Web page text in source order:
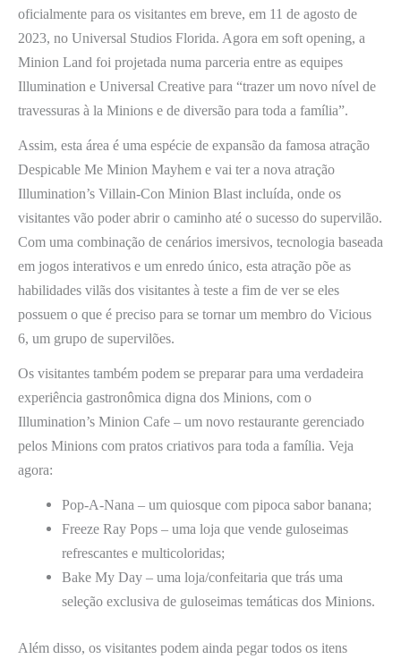
oficialmente para os visitantes em breve, em 11 de agosto de
2023, no Universal Studios Florida. Agora em soft opening, a
Minion Land foi projetada numa parceria entre as equipes
Illumination e Universal Creative para “trazer um novo nível de
travessuras à la Minions e de diversão para toda a família”.
Assim, esta área é uma espécie de expansão da famosa atração
Despicable Me Minion Mayhem e vai ter a nova atração
Illumination’s Villain-Con Minion Blast incluída, onde os
visitantes vão poder abrir o caminho até o sucesso do supervilão.
Com uma combinação de cenários imersivos, tecnologia baseada
em jogos interativos e um enredo único, esta atração põe as
habilidades vilãs dos visitantes à teste a fim de ver se eles
possuem o que é preciso para se tornar um membro do Vicious
6, um grupo de supervilões.
Os visitantes também podem se preparar para uma verdadeira
experiência gastronômica digna dos Minions, com o
Illumination’s Minion Cafe – um novo restaurante gerenciado
pelos Minions com pratos criativos para toda a família. Veja
agora:
Pop-A-Nana – um quiosque com pipoca sabor banana;
Freeze Ray Pops – uma loja que vende guloseimas
refrescantes e multicoloridas;
Bake My Day – uma loja/confeitaria que trás uma
seleção exclusiva de guloseimas temáticas dos Minions.
Além disso, os visitantes podem ainda pegar todos os itens